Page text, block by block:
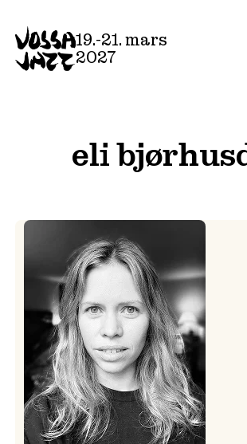
to
content
19.-21. mars
2027
eli